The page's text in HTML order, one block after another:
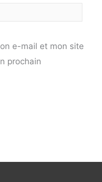
e-mail et mon site
prochain